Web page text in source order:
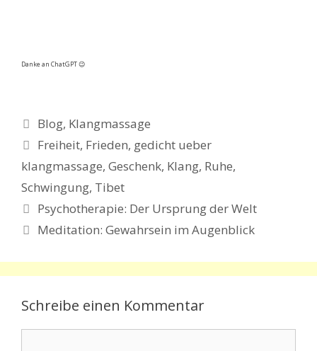
Danke an ChatGPT 😉
Kategorien
Blog, Klangmassage
Schlagwörter
Freiheit, Frieden, gedicht ueber
klangmassage, Geschenk, Klang, Ruhe,
Schwingung, Tibet
Psychotherapie: Der Ursprung der Welt
Meditation: Gewahrsein im Augenblick
Schreibe einen Kommentar